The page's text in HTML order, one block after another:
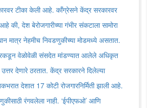
टीका केली आहे. काँग्रेसने केंद्र सरकारवर
की, देश बेरोजगारीच्या गंभीर संकटाला सामोरा
मात्र नेहमीच निवडणुकीच्या मोडमध्ये असतात.
वेळोवेळी संसदेत मांडण्यात आलेले अधिकृत
देणारे ठरतात. केंद्र सरकारने दिलेल्या
देशात 17 कोटी रोजगारनिर्मिती झाली आहे.
रंगवलेला नाही. ‌‘ईपीएफओ‌’ आणि